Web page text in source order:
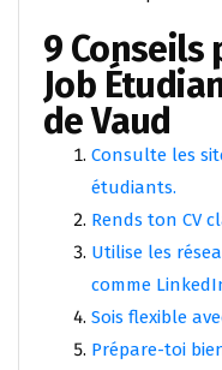
9 Conseils
Job
de Vaud
Consulte les
étudiants.
Rends ton CV
Utilise les
comme
Sois flexible
Prépare-toi